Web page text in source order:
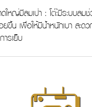
ดใหญ่มีลมเป่า : โต๊ะมีระบบลมช่
ขึ้น เพื่อให้มีน้ำหนักเบา สะด
ารเย็บ